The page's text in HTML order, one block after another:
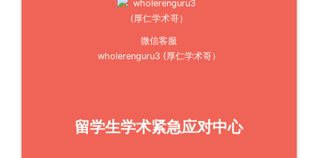
微信客服
wholerenguru3 (厚仁学术哥）
留学生学术紧急应对中心